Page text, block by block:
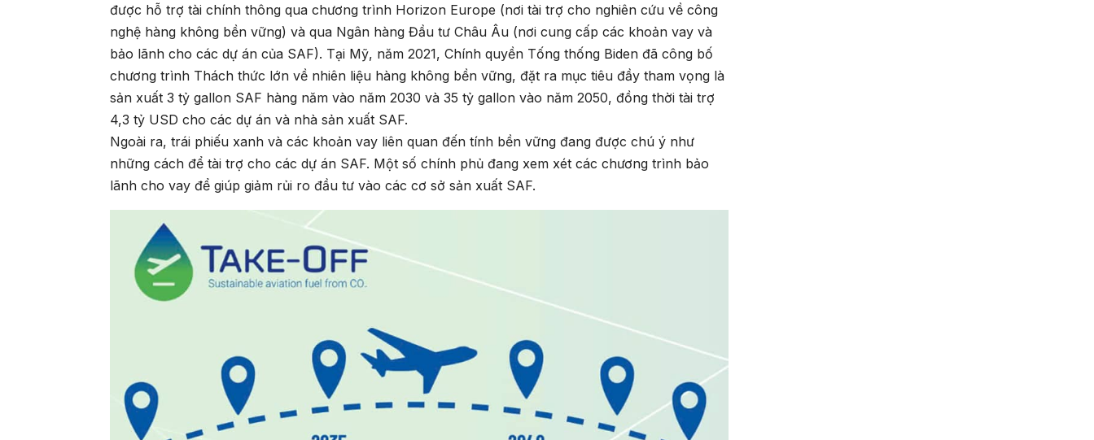
được hỗ trợ tài chính thông qua chương trình Horizon Europe (nơi tài trợ cho nghiên cứu về công
nghệ hàng không bền vững) và qua Ngân hàng Đầu tư Châu Âu (nơi cung cấp các khoản vay và
bảo lãnh cho các dự án của SAF). Tại Mỹ, năm 2021, Chính quyền Tống thống Biden đã công bố
chương trình Thách thức lớn về nhiên liệu hàng không bền vững, đặt ra mục tiêu đầy tham vọng là
sản xuất 3 tỷ gallon SAF hàng năm vào năm 2030 và 35 tỷ gallon vào năm 2050, đồng thời tài trợ
4,3 tỷ USD cho các dự án và nhà sản xuất SAF.
Ngoài ra, trái phiếu xanh và các khoản vay liên quan đến tính bền vững đang được chú ý như
những cách để tài trợ cho các dự án SAF. Một số chính phủ đang xem xét các chương trình bảo
lãnh cho vay để giúp giảm rủi ro đầu tư vào các cơ sở sản xuất SAF.